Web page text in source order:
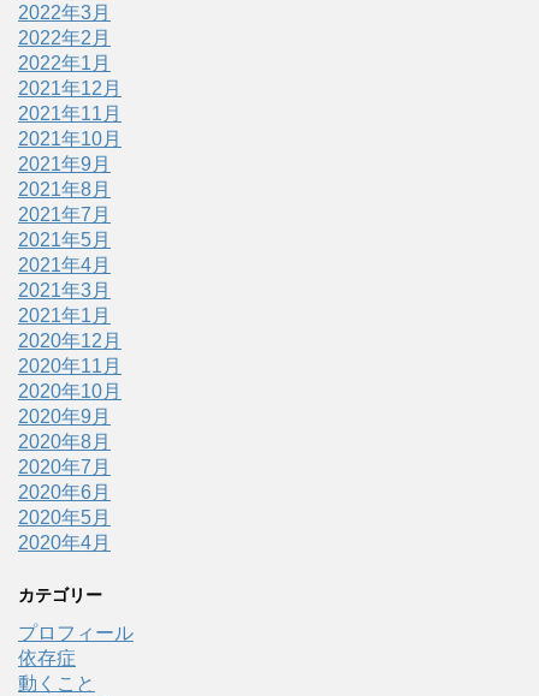
2022年3月
2022年2月
2022年1月
2021年12月
2021年11月
2021年10月
2021年9月
2021年8月
2021年7月
2021年5月
2021年4月
2021年3月
2021年1月
2020年12月
2020年11月
2020年10月
2020年9月
2020年8月
2020年7月
2020年6月
2020年5月
2020年4月
カテゴリー
プロフィール
依存症
動くこと